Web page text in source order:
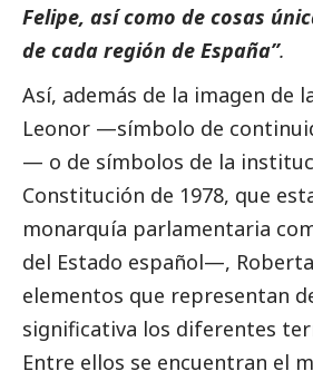
Felipe, así como de cosas
de cada región de España”.
Así, además de la imagen de
Leonor —símbolo de
— o de símbolos de la
Constitución de 1978, que
monarquía parlamentaria
del Estado español—,
elementos que representan
significativa los diferentes
Entre ellos se encuentran el